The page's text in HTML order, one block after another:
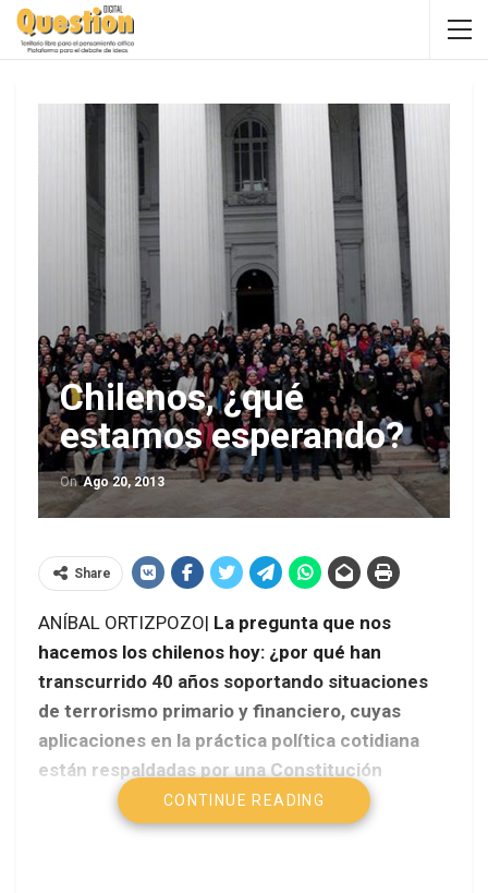
Chilenos, ¿qué
estamos esperando?
OnAgo 20, 2013
Share
ANÍBAL ORTIZPOZO| La pregunta que nos
hacemos los chilenos hoy: ¿por qué han
transcurrido 40 años soportando situaciones
de terrorismo primario y financiero, cuyas
aplicaciones en la práctica política cotidiana
están respaldadas por una Constitución
ilegítima, impuesta por la dictadura militar?,
¿qué hemos estado esperando?, ¿son las
CONTINUE READING